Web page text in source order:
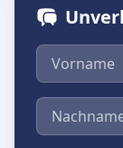
Vorname
Nachname